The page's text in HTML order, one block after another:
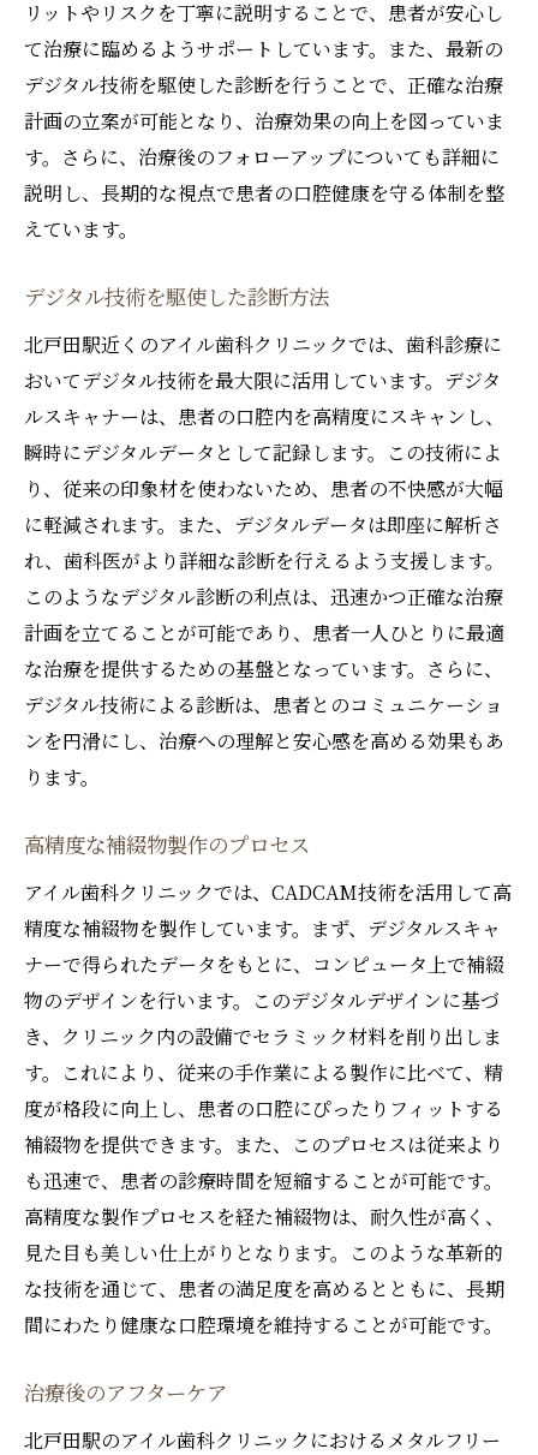
リットやリスクを丁寧に説明することで、患者が安心し
て治療に臨めるようサポートしています。また、最新の
デジタル技術を駆使した診断を行うことで、正確な治療
計画の立案が可能となり、治療効果の向上を図っていま
す。さらに、治療後のフォローアップについても詳細に
説明し、長期的な視点で患者の口腔健康を守る体制を整
えています。
デジタル技術を駆使した診断方法
北戸田駅近くのアイル歯科クリニックでは、歯科診療に
おいてデジタル技術を最大限に活用しています。デジタ
ルスキャナーは、患者の口腔内を高精度にスキャンし、
瞬時にデジタルデータとして記録します。この技術によ
り、従来の印象材を使わないため、患者の不快感が大幅
に軽減されます。また、デジタルデータは即座に解析さ
れ、歯科医がより詳細な診断を行えるよう支援します。
このようなデジタル診断の利点は、迅速かつ正確な治療
計画を立てることが可能であり、患者一人ひとりに最適
な治療を提供するための基盤となっています。さらに、
デジタル技術による診断は、患者とのコミュニケーショ
ンを円滑にし、治療への理解と安心感を高める効果もあ
ります。
高精度な補綴物製作のプロセス
アイル歯科クリニックでは、CADCAM技術を活用して高
精度な補綴物を製作しています。まず、デジタルスキャ
ナーで得られたデータをもとに、コンピュータ上で補綴
物のデザインを行います。このデジタルデザインに基づ
き、クリニック内の設備でセラミック材料を削り出しま
す。これにより、従来の手作業による製作に比べて、精
度が格段に向上し、患者の口腔にぴったりフィットする
補綴物を提供できます。また、このプロセスは従来より
も迅速で、患者の診療時間を短縮することが可能です。
高精度な製作プロセスを経た補綴物は、耐久性が高く、
見た目も美しい仕上がりとなります。このような革新的
な技術を通じて、患者の満足度を高めるとともに、長期
間にわたり健康な口腔環境を維持することが可能です。
治療後のアフターケア
北戸田駅のアイル歯科クリニックにおけるメタルフリー